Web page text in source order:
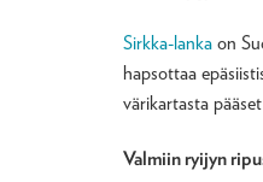
Sirkka-lanka on
hapsottaa
värikartasta
Valmiin ryijyn